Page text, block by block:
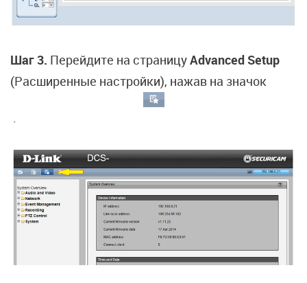
Шаг 3. Перейдите на страницуAdvanced Setup
(Расширенные настройки), нажав на значок
.